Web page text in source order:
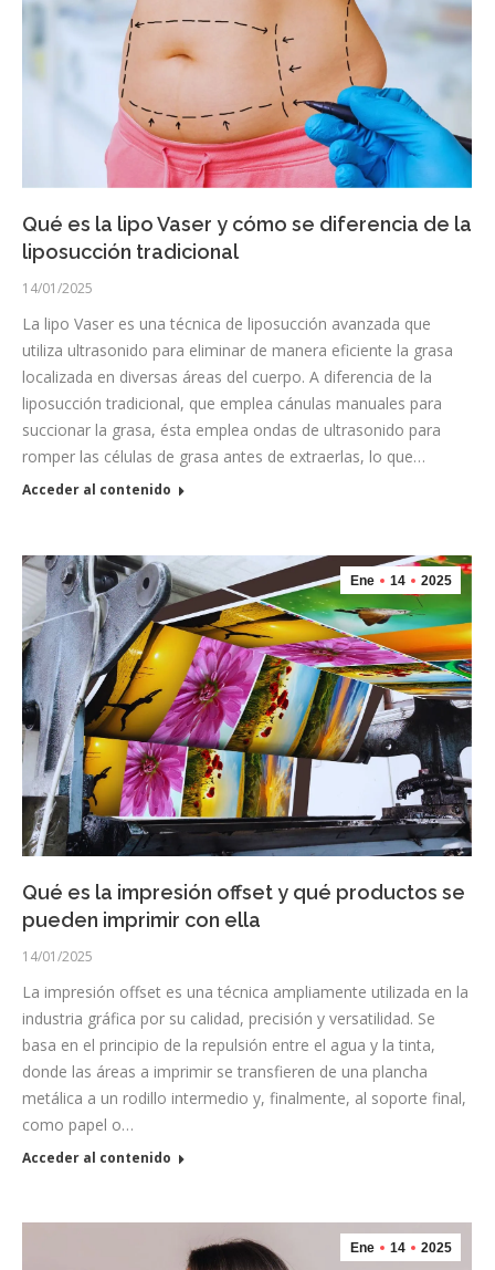
Qué es la lipo Vaser y cómo se diferencia de la
liposucción tradicional
14/01/2025
La lipo Vaser es una técnica de liposucción avanzada que
utiliza ultrasonido para eliminar de manera eficiente la grasa
localizada en diversas áreas del cuerpo. A diferencia de la
liposucción tradicional, que emplea cánulas manuales para
succionar la grasa, ésta emplea ondas de ultrasonido para
romper las células de grasa antes de extraerlas, lo que…
Acceder al contenido
Ene 14 2025
Qué es la impresión offset y qué productos se
pueden imprimir con ella
14/01/2025
La impresión offset es una técnica ampliamente utilizada en la
industria gráfica por su calidad, precisión y versatilidad. Se
basa en el principio de la repulsión entre el agua y la tinta,
donde las áreas a imprimir se transfieren de una plancha
metálica a un rodillo intermedio y, finalmente, al soporte final,
como papel o…
Acceder al contenido
Ene 14 2025